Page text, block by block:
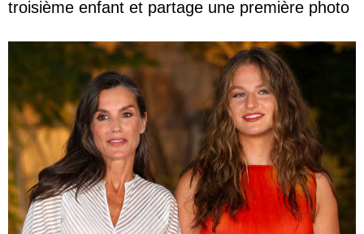
troisième enfant et partage une première photo